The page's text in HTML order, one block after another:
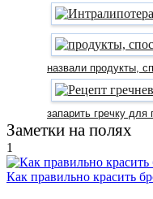
назвали продукты,
запарить гречку для
Заметки на полях
1
Как правильно красить